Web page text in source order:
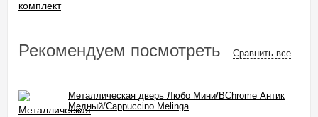
Рекомендуем посмотреть Сравнить все
Металлическая дверь Любо Мини/BChrome Антик
Медный/Cappuccino Melinga